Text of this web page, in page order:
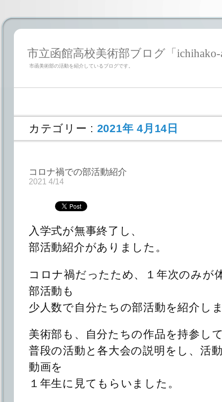
市立函館高校美術部ブログ「ichihako-
市函美術部の活動を紹介しているブログです。
カテゴリー : 2021年 4月14日
コロナ禍での部活動紹介
2021 4/14
入学式が無事終了し、
部活動紹介がありました。
コロナ禍だったため、１年次のみが
部活動も
少人数で自分たちの部活動を紹介し
美術部も、自分たちの作品を持参し
普段の活動と各大会の説明をし、活
動画を
１年生に見てもらいました。